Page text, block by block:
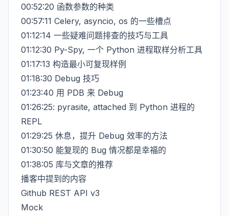
00:52:20 函数参数的种类
00:57:11 Celery, asyncio, os 的一些槽点
01:12:14 一些疑难问题排查的技巧与工具
01:12:30 Py-Spy, 一个 Python 进程取样分析工具
01:17:13 构造最小可复现样例
01:18:30 Debug 技巧
01:23:40 用 PDB 来 Debug
01:26:25: pyrasite, attached 到 Python 进程的
REPL
01:29:25 休息，提升 Debug 效率的方法
01:30:50 能复现的 Bug 情况都是幸福的
01:38:05 库与文章的推荐
播客中提到的内容
Github REST API v3
Mock